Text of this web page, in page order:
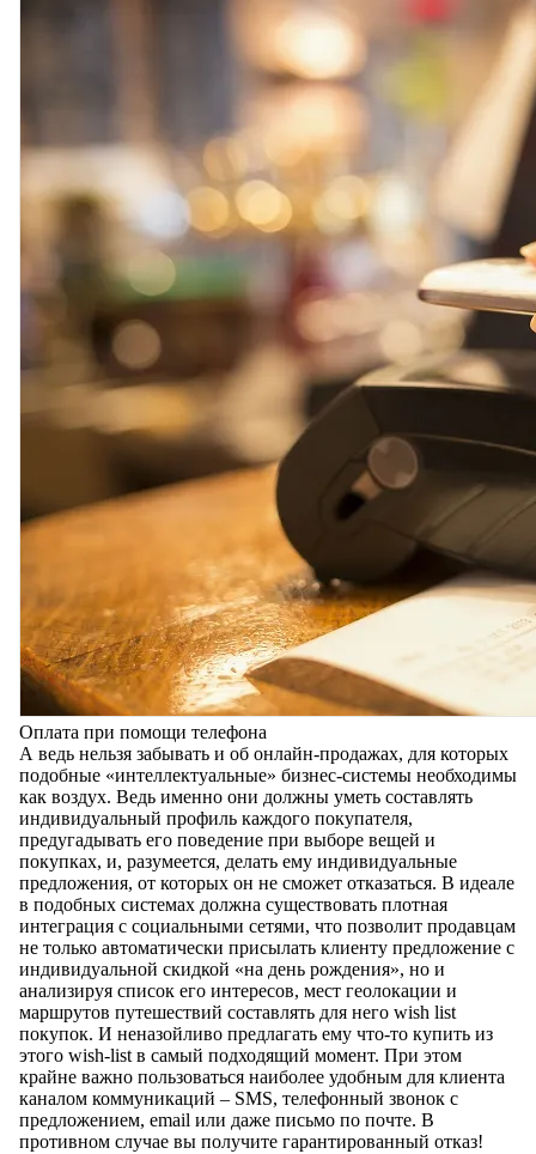
Оплата при помощи телефона
А ведь нельзя забывать и об онлайн-продажах, для которых
подобные «интеллектуальные» бизнес-системы необходимы
как воздух. Ведь именно они должны уметь составлять
индивидуальный профиль каждого покупателя,
предугадывать его поведение при выборе вещей и
покупках, и, разумеется, делать ему индивидуальные
предложения, от которых он не сможет отказаться. В идеале
в подобных системах должна существовать плотная
интеграция с социальными сетями, что позволит продавцам
не только автоматически присылать клиенту предложение с
индивидуальной скидкой «на день рождения», но и
анализируя список его интересов, мест геолокации и
маршрутов путешествий составлять для него wish list
покупок. И неназойливо предлагать ему что-то купить из
этого wish-list в самый подходящий момент. При этом
крайне важно пользоваться наиболее удобным для клиента
каналом коммуникаций – SMS, телефонный звонок с
предложением, email или даже письмо по почте. В
противном случае вы получите гарантированный отказ!